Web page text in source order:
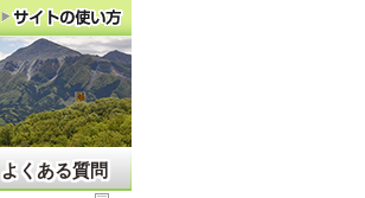
よくある質問